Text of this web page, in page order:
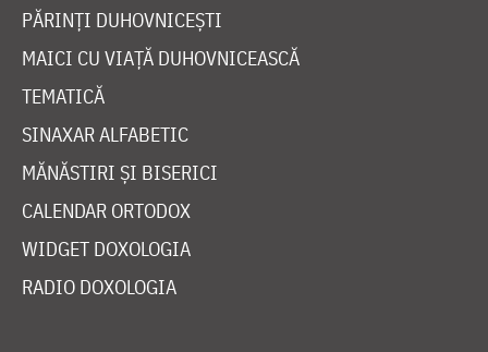
PĂRINȚI DUHOVNICEȘTI
MAICI CU VIAȚĂ DUHOVNICEASCĂ
TEMATICĂ
SINAXAR ALFABETIC
MĂNĂSTIRI ȘI BISERICI
CALENDAR ORTODOX
WIDGET DOXOLOGIA
RADIO DOXOLOGIA